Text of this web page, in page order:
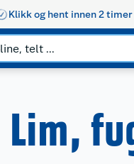
Klikk og hent innen 2 timer
Lim,